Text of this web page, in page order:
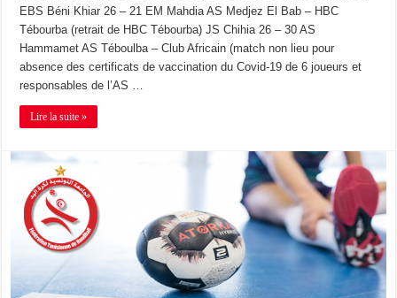
EBS Béni Khiar 26 – 21 EM Mahdia AS Medjez El Bab – HBC
Tébourba (retrait de HBC Tébourba) JS Chihia 26 – 30 AS
Hammamet AS Téboulba – Club Africain (match non lieu pour
absence des certificats de vaccination du Covid-19 de 6 joueurs et
responsables de l’AS …
Lire la suite »